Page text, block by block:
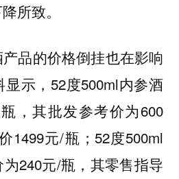
所致。
品的价格倒挂也在影响
示，52度500ml内参酒
，其批发参考价为600
1499元/瓶；52度500ml
240元/瓶，其零售指导